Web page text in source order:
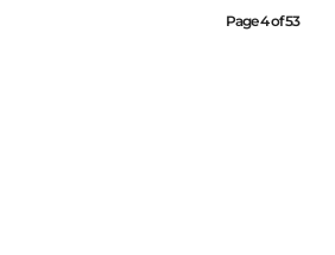
Page 4 of 53